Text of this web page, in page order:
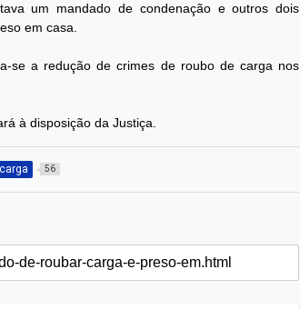
um mandado de condenação e outros dois
em casa.
se a redução de crimes de roubo de carga nos
à disposição da Justiça.
56